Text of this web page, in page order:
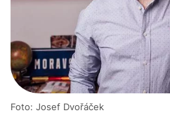
Foto: Josef Dvořáček